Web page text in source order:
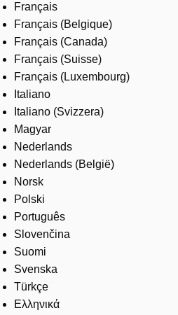
Français
Français (Belgique)
Français (Canada)
Français (Suisse)
Français (Luxembourg)
Italiano
Italiano (Svizzera)
Magyar
Nederlands
Nederlands (België)
Norsk
Polski
Português
Slovenčina
Suomi
Svenska
Türkçe
Ελληνικά